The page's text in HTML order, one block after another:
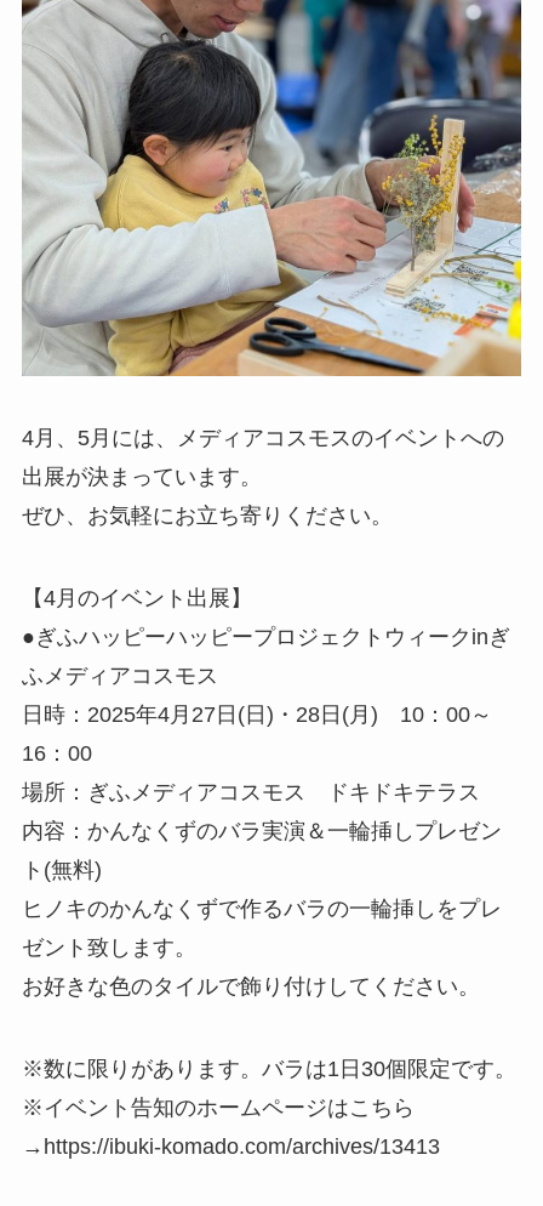
4月、5月には、メディアコスモスのイベントへの
出展が決まっています。
ぜひ、お気軽にお立ち寄りください。
【4月のイベント出展】
●ぎふハッピーハッピープロジェクトウィークinぎ
ふメディアコスモス
日時：2025年4月27日(日)・28日(月) 10：00～
16：00
場所：ぎふメディアコスモス ドキドキテラス
内容：かんなくずのバラ実演＆一輪挿しプレゼン
ト(無料)
ヒノキのかんなくずで作るバラの一輪挿しをプレ
ゼント致します。
お好きな色のタイルで飾り付けしてください。
※数に限りがあります。バラは1日30個限定です。
※イベント告知のホームページはこちら
→https://ibuki-komado.com/archives/13413